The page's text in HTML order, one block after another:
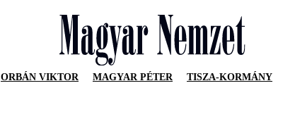
ORBÁN VIKTOR MAGYAR PÉTER TISZA-KORMÁNY